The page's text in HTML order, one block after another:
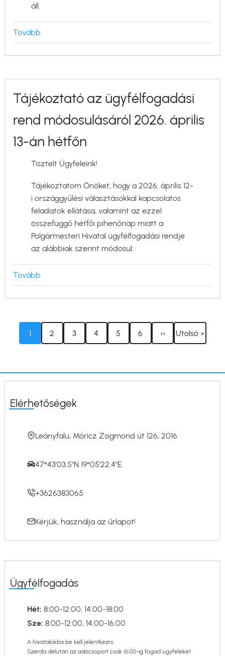
áll.
Tovább
költségvetés
előkészítése
elfogadása
–
Tájékoztató az ügyfélfogadási
rend módosulásáról 2026. április
13-án hétfőn
Tisztelt Ügyfeleink!
Tájékoztatom Önöket, hogy a 2026. április 12-
i országgyűlési választásokkal kapcsolatos
feladatok ellátása, valamint az ezzel
összefüggő hétfői pihenőnap miatt a
Polgármesteri Hivatal ügyfélfogadási rendje
az alábbiak szerint módosul:
Tovább
az
ügyfélfogadási
módosulásáról
2026.
án
Oldalszámozás
Jelenlegi
oldal
1 Oldal
2 Oldal
3 Oldal
4 Oldal
5 Oldal
6
Következő
oldal
››
Utolsó
oldal
Utolsó »
Elérhetőségek
Leányfalu, Móricz Zsigmond út 126, 2016
47°43'03.5"N 19°05'22.4"E
+3626383065
Kérjük, használja az űrlapot!
Ügyfélfogadás
Hét: 8:00-12:00, 14:00-18:00
Sze: 8:00-12:00, 14:00-16:00
A hivatalokba be kell jelentkezni.
Szerda délután az adócsoport csak 16:00-ig fogad ügyfeleket.